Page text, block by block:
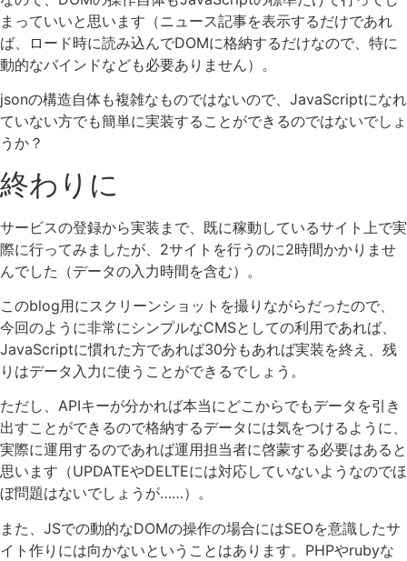
まっていいと思います（ニュース記事を表示するだけであれ
ば、ロード時に読み込んでDOMに格納するだけなので、特に
動的なバインドなども必要ありません）。
jsonの構造自体も複雑なものではないので、JavaScriptになれ
ていない方でも簡単に実装することができるのではないでしょ
うか？
終わりに
サービスの登録から実装まで、既に稼動しているサイト上で実
際に行ってみましたが、2サイトを行うのに2時間かかりませ
んでした（データの入力時間を含む）。
このblog用にスクリーンショットを撮りながらだったので、
今回のように非常にシンプルなCMSとしての利用であれば、
JavaScriptに慣れた方であれば30分もあれば実装を終え、残
りはデータ入力に使うことができるでしょう。
ただし、APIキーが分かれば本当にどこからでもデータを引き
出すことができるので格納するデータには気をつけるように、
実際に運用するのであれば運用担当者に啓蒙する必要はあると
思います（UPDATEやDELTEには対応していないようなのでほ
ぼ問題はないでしょうが……）。
また、JSでの動的なDOMの操作の場合にはSEOを意識したサ
イト作りには向かないということはあります。PHPやrubyな